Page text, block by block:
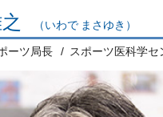
（いわで まさゆき）
ーツ局長 スポーツ医科学セ